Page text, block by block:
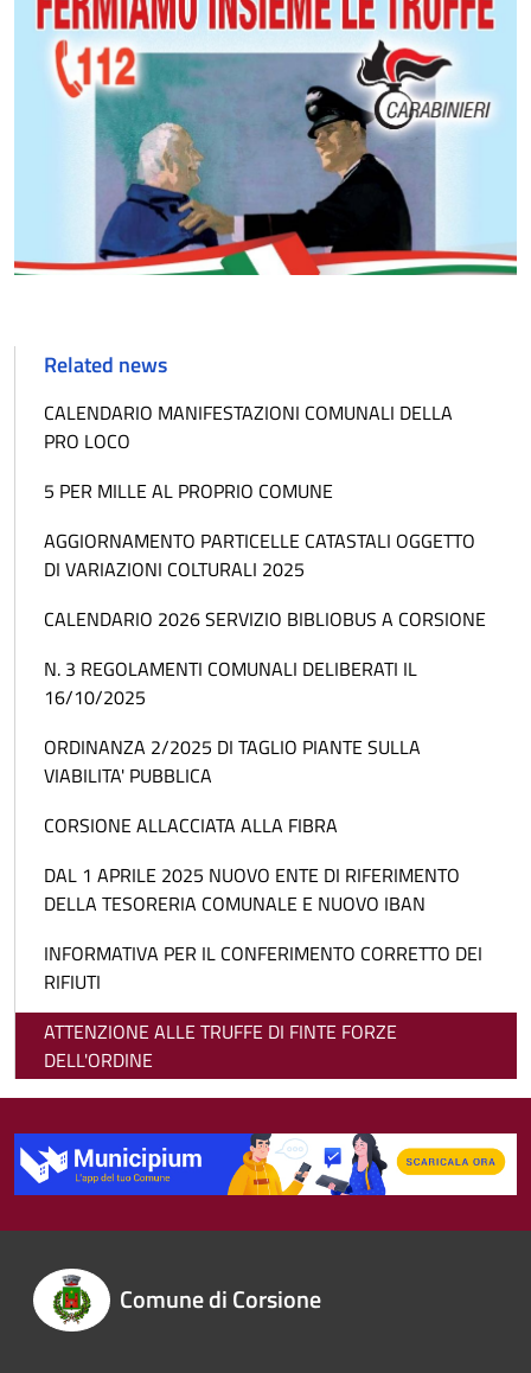
Related news
CALENDARIO MANIFESTAZIONI COMUNALI DELLA
PRO LOCO
5 PER MILLE AL PROPRIO COMUNE
AGGIORNAMENTO PARTICELLE CATASTALI OGGETTO
DI VARIAZIONI COLTURALI 2025
CALENDARIO 2026 SERVIZIO BIBLIOBUS A CORSIONE
N. 3 REGOLAMENTI COMUNALI DELIBERATI IL
16/10/2025
ORDINANZA 2/2025 DI TAGLIO PIANTE SULLA
VIABILITA' PUBBLICA
CORSIONE ALLACCIATA ALLA FIBRA
DAL 1 APRILE 2025 NUOVO ENTE DI RIFERIMENTO
DELLA TESORERIA COMUNALE E NUOVO IBAN
INFORMATIVA PER IL CONFERIMENTO CORRETTO DEI
RIFIUTI
ATTENZIONE ALLE TRUFFE DI FINTE FORZE
DELL'ORDINE
Comune di Corsione